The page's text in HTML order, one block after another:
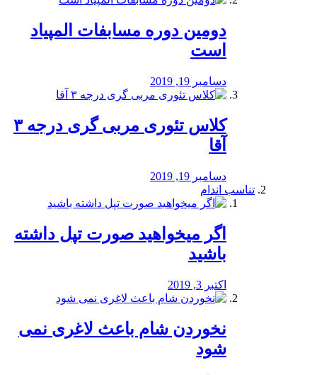
دومین دوره مسابفات المپیاد
است
دسامبر 19, 2019
کلاس تئوری مربی گری درجه ۳
آقا
دسامبر 19, 2019
تناسب اندام
اگر میخواهید صورت تپل داشته
باشید
اکتبر 3, 2019
نخوردن شام باعث لاغری نمی
‌شود